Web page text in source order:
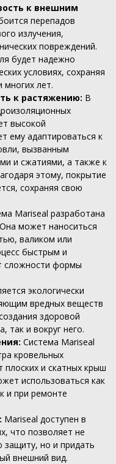
к внешним
перепадов
излучения,
повреждений.
будет надежно
условиях, сохраняя
многих лет.
к растяжению: В
высокой
ему адаптироваться к
вызванным
и сжатиями, а также к
этому, покрытие
сохраняя свою
Mariseal разработана
может наноситься
валиком или
быстрым и
сложности формы
экологически
вредных веществ
здоровой
так и вокруг него.
Система Mariseal
кровельных
плоских и скатных крыш
использоваться как
и при ремонте
Mariseal доступен в
что позволяет не
защиту, но и придать
внешний вид.